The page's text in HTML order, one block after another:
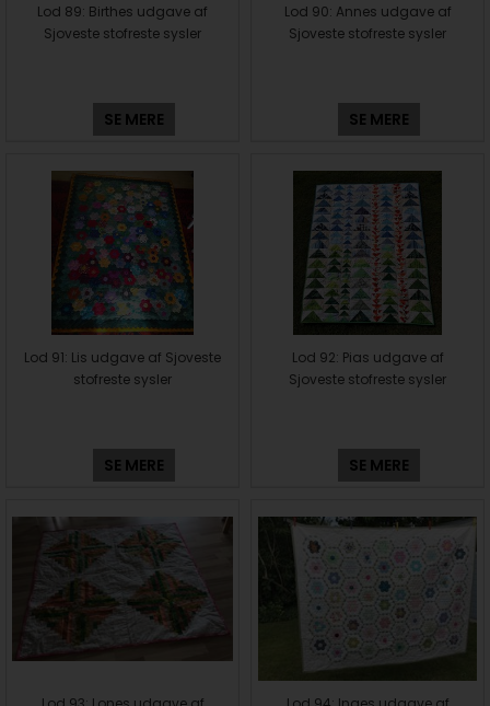
Lod 89: Birthes udgave af
Sjoveste stofreste sysler
SE MERE
Lod 90: Annes udgave af
Sjoveste stofreste sysler
SE MERE
Lod 91: Lis udgave af Sjoveste
stofreste sysler
SE MERE
Lod 92: Pias udgave af
Sjoveste stofreste sysler
SE MERE